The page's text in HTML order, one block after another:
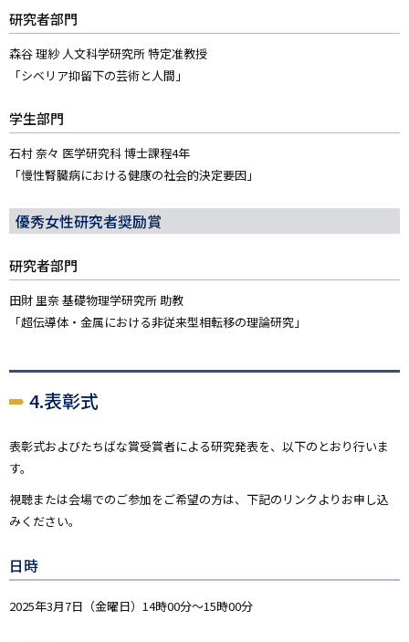
研究者部門
森谷 理紗 人文科学研究所 特定准教授
「シベリア抑留下の芸術と人間」
学生部門
石村 奈々 医学研究科 博士課程4年
「慢性腎臓病における健康の社会的決定要因」
優秀女性研究者奨励賞
研究者部門
田財 里奈 基礎物理学研究所 助教
「超伝導体・金属における非従来型相転移の理論研究」
4.表彰式
表彰式およびたちばな賞受賞者による研究発表を、以下のとおり行いま
す。
視聴または会場でのご参加をご希望の方は、下記のリンクよりお申し込
みください。
日時
2025年3月7日（金曜日）14時00分～15時00分